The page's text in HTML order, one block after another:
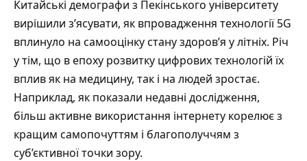
Китайські демографи з Пекінського університету
вирішили з’ясувати, як впровадження технології 5G
вплинуло на самооцінку стану здоров’я у літніх. Річ
у тім, що в епоху розвитку цифрових технологій їх
вплив як на медицину, так і на людей зростає.
Наприклад, як показали недавні дослідження,
більш активне використання інтернету корелює з
кращим самопочуттям і благополуччям з
суб’єктивної точки зору.